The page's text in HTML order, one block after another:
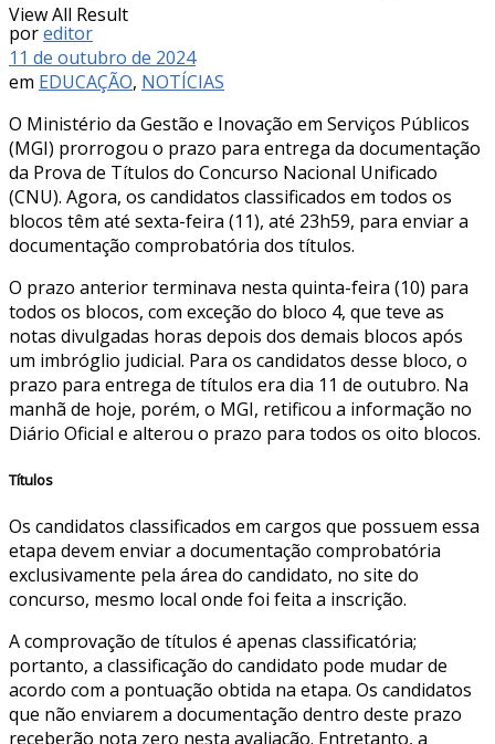
View All Result
poreditor
11 de outubro de 2024
em EDUCAÇÃO, NOTÍCIAS
O Ministério da Gestão e Inovação em Serviços Públicos
(MGI) prorrogou o prazo para entrega da documentação
da Prova de Títulos do Concurso Nacional Unificado
(CNU). Agora, os candidatos classificados em todos os
blocos têm até sexta-feira (11), até 23h59, para enviar a
documentação comprobatória dos títulos.
O prazo anterior terminava nesta quinta-feira (10) para
todos os blocos, com exceção do bloco 4, que teve as
notas divulgadas horas depois dos demais blocos após
um imbróglio judicial. Para os candidatos desse bloco, o
prazo para entrega de títulos era dia 11 de outubro. Na
manhã de hoje, porém, o MGI, retificou a informação no
Diário Oficial e alterou o prazo para todos os oito blocos.
Títulos
Os candidatos classificados em cargos que possuem essa
etapa devem enviar a documentação comprobatória
exclusivamente pela área do candidato, no site do
concurso, mesmo local onde foi feita a inscrição.
A comprovação de títulos é apenas classificatória;
portanto, a classificação do candidato pode mudar de
acordo com a pontuação obtida na etapa. Os candidatos
que não enviarem a documentação dentro deste prazo
receberão nota zero nesta avaliação. Entretanto, a